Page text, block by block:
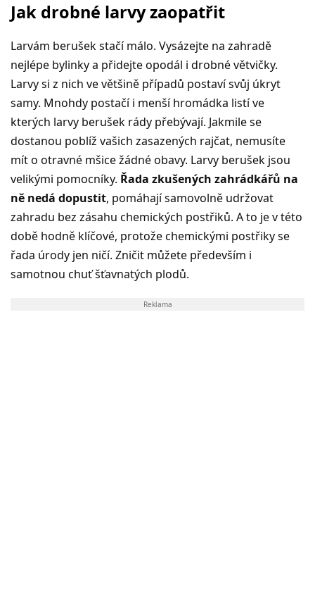
Jak drobné larvy zaopatřit
Larvám berušek stačí málo. Vysázejte na zahradě
nejlépe bylinky a přidejte opodál i drobné větvičky.
Larvy si z nich ve většině případů postaví svůj úkryt
samy. Mnohdy postačí i menší hromádka listí ve
kterých larvy berušek rády přebývají. Jakmile se
dostanou poblíž vašich zasazených rajčat, nemusíte
mít o otravné mšice žádné obavy. Larvy berušek jsou
velikými pomocníky. Řada zkušených zahrádkářů na
ně nedá dopustit, pomáhají samovolně udržovat
zahradu bez zásahu chemických postřiků. A to je v této
době hodně klíčové, protože chemickými postřiky se
řada úrody jen ničí. Zničit můžete především i
samotnou chuť šťavnatých plodů.
Reklama